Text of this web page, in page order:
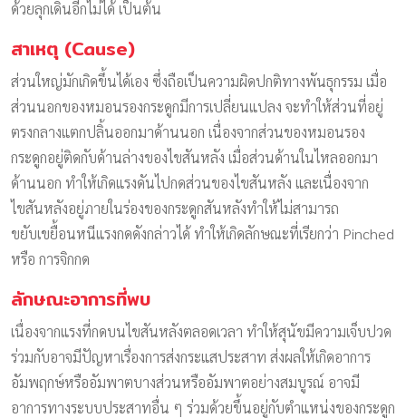
ด้วยลุกเดินอีกไม่ได้ เป็นต้น
สาเหตุ (Cause)
ส่วนใหญ่มักเกิดขึ้นได้เอง ซึ่งถือเป็นความผิดปกติทางพันธุกรรม เมื่อ
ส่วนนอกของหมอนรองกระดูกมีการเปลี่ยนแปลง จะทำให้ส่วนที่อยู่
ตรงกลางแตกปลิ้นออกมาด้านนอก เนื่องจากส่วนของหมอนรอง
กระดูกอยู่ติดกับด้านล่างของไขสันหลัง เมื่อส่วนด้านในไหลออกมา
ด้านนอก ทำให้เกิดแรงดันไปกดส่วนของไขสันหลัง และเนื่องจาก
ไขสันหลังอยู่ภายในร่องของกระดูกสันหลังทำให้ไม่สามารถ
ขยับเขยื้อนหนีแรงกดดังกล่าวได้ ทำให้เกิดลักษณะที่เรียกว่า Pinched
หรือ การจิกกด
ลักษณะอาการที่พบ
เนื่องจากแรงที่กดบนไขสันหลังตลอดเวลา ทำให้สุนัขมีความเจ็บปวด
ร่วมกับอาจมีปัญหาเรื่องการส่งกระแสประสาท ส่งผลให้เกิดอาการ
อัมพฤกษ์หรืออัมพาตบางส่วนหรืออัมพาตอย่างสมบูรณ์ อาจมี
อาการทางระบบประสาทอื่น ๆ ร่วมด้วยขึ้นอยู่กับตำแหน่งของกระดูก